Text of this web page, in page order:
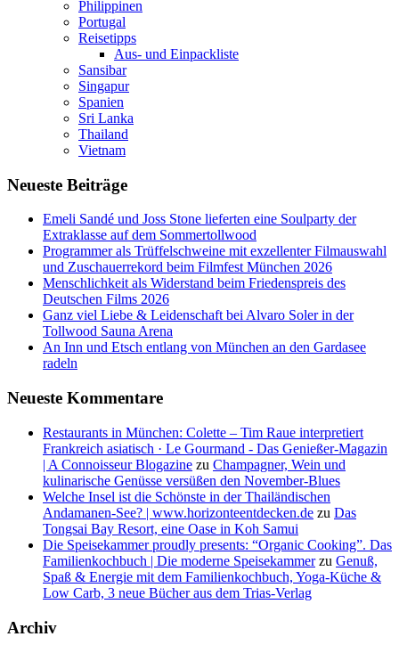
Philippinen
Portugal
Reisetipps
Aus- und Einpackliste
Sansibar
Singapur
Spanien
Sri Lanka
Thailand
Vietnam
Neueste Beiträge
Emeli Sandé und Joss Stone lieferten eine Soulparty der
Extraklasse auf dem Sommertollwood
Programmer als Trüffelschweine mit exzellenter Filmauswahl
und Zuschauerrekord beim Filmfest München 2026
Menschlichkeit als Widerstand beim Friedenspreis des
Deutschen Films 2026
Ganz viel Liebe & Leidenschaft bei Alvaro Soler in der
Tollwood Sauna Arena
An Inn und Etsch entlang von München an den Gardasee
radeln
Neueste Kommentare
Restaurants in München: Colette – Tim Raue interpretiert
Frankreich asiatisch · Le Gourmand - Das Genießer-Magazin
| A Connoisseur Blogazine zu Champagner, Wein und
kulinarische Genüsse versüßen den November-Blues
Welche Insel ist die Schönste in der Thailändischen
Andamanen-See? | www.horizonteentdecken.de zu Das
Tongsai Bay Resort, eine Oase in Koh Samui
Die Speisekammer proudly presents: “Organic Cooking”. Das
Familienkochbuch | Die moderne Speisekammerzu Genuß,
Spaß & Energie mit dem Familienkochbuch, Yoga-Küche &
Low Carb, 3 neue Bücher aus dem Trias-Verlag
Archiv